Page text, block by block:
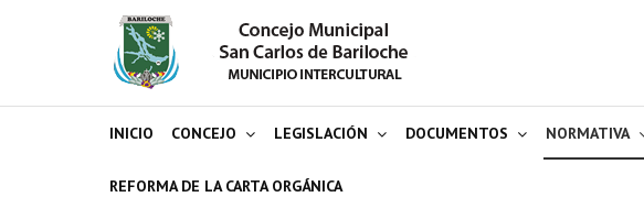
INICIO CONCEJO LEGISLACIÓN DOCUMENTOS NORMATIVA
REFORMA DE LA CARTA ORGÁNICA